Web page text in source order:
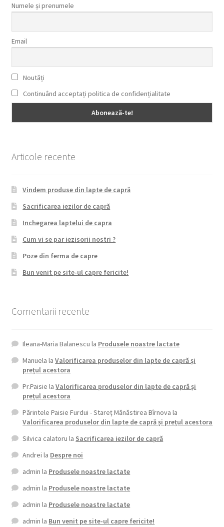
Numele și prenumele
Email
Noutăți
Continuând acceptați politica de confidențialitate
Articole recente
Vindem produse din lapte de capră
Sacrificarea iezilor de capră
Inchegarea laptelui de capra
Cum vi se par iezisorii nostri ?
Poze din ferma de capre
Bun venit pe site-ul capre fericite!
Comentarii recente
Ileana-Maria Balanescu la Produsele noastre lactate
Manuela laValorificarea produselor din lapte de capră și
prețul acestora
Pr.Paisie laValorificarea produselor din lapte de capră și
prețul acestora
Părintele Paisie Furdui - Stareț Mănăstirea Bîrnova la
Valorificarea produselor din lapte de capră și prețul acestora
Silvica calatoru la Sacrificarea iezilor de capră
Andrei la Despre noi
admin la Produsele noastre lactate
admin la Produsele noastre lactate
admin la Produsele noastre lactate
admin la Bun venit pe site-ul capre fericite!